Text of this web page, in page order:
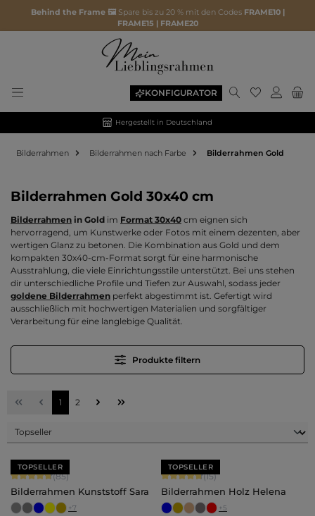
Behind the Frame 🖼️ Spare bis zu 20 % mit den Codes FRAME10 |
FRAME15 | FRAME20
KONFIGURATOR Du hast 0
Hergestellt in Deutschland
Bilderrahmen Bilderrahmen nach Farbe Bilderrahmen Gold
Bilderrahmen Gold 30x40 cm
Bilderrahmen in Gold im Format 30x40 cm eignen sich
hervorragend, um Kunstwerke oder Fotos mit einem dezenten, aber
wertigen Glanz zu betonen. Die Kombination aus Gold und dem
kompakten 30x40-cm-Format sorgt für eine harmonische
Ausstrahlung, die viele Einrichtungsstile unterstützt. Bei uns stehen
dir unterschiedliche Profile und Tiefen zur Auswahl, sodass jeder
goldene Bilderrahmen perfekt abgestimmt ist. Gefertigt wird
ausschließlich mit hochwertigen Materialien und sorgfältiger
Verarbeitung für eine langlebige Qualität.
Produkte filtern
Seite
1 Seite
2
TOPSELLER
Durchschnittliche Bewertung von 4.71 von 5 Sternen
(85)
Bilderrahmen Kunststoff Sara
+7
TOPSELLER
Durchschnittliche Bewertung von
(15)
Bilderrahmen Holz Helena
+5